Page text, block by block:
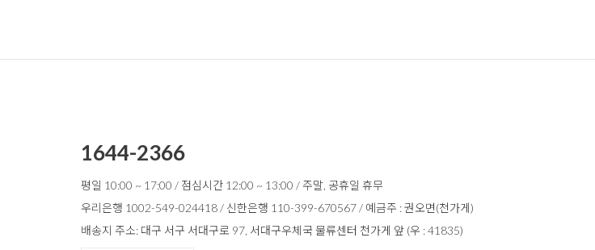
1644-2366
평일 10:00 ~ 17:00 / 점심시간 12:00 ~ 13:00 / 주말, 공휴일 휴무
우리은행 1002-549-024418 / 신한은행 110-399-670567 / 예금주 : 권오면(천가게)
배송지 주소: 대구 서구 서대구로 97, 서대구우체국 물류센터 천가게 앞 (우 : 41835)